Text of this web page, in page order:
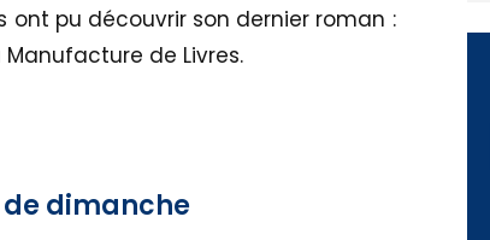
ont pu découvrir son dernier roman :
Manufacture de Livres.
dimanche